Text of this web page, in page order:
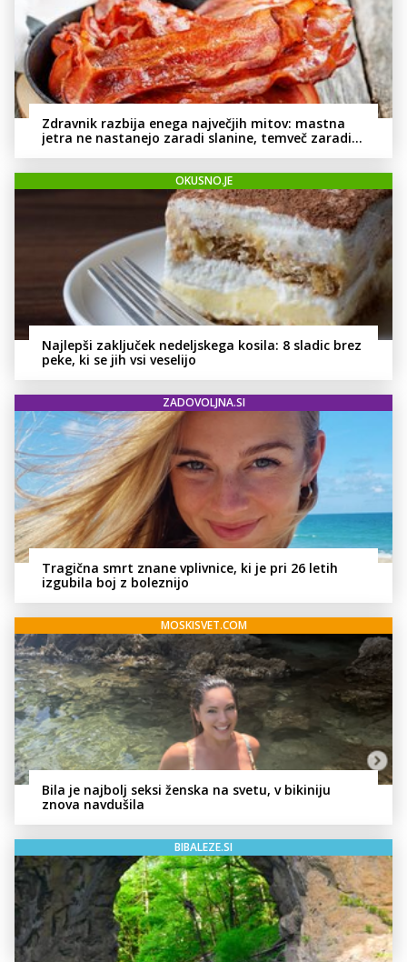
Zdravnik razbija enega največjih mitov: mastna
jetra ne nastanejo zaradi slanine, temveč zaradi
OKUSNO.JE
Najlepši zaključek nedeljskega kosila: 8 sladic brez
peke, ki se jih vsi veselijo
ZADOVOLJNA.SI
Tragična smrt znane vplivnice, ki je pri 26 letih
izgubila boj z boleznijo
MOSKISVET.COM
Bila je najbolj seksi ženska na svetu, v bikiniju
znova navdušila
BIBALEZE.SI